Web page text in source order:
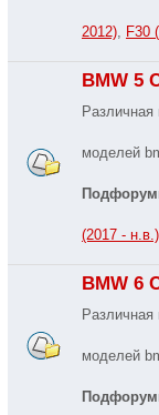
2012) F30
BMW 5
моделей
(2017 - н.в.)
BMW 6
моделей